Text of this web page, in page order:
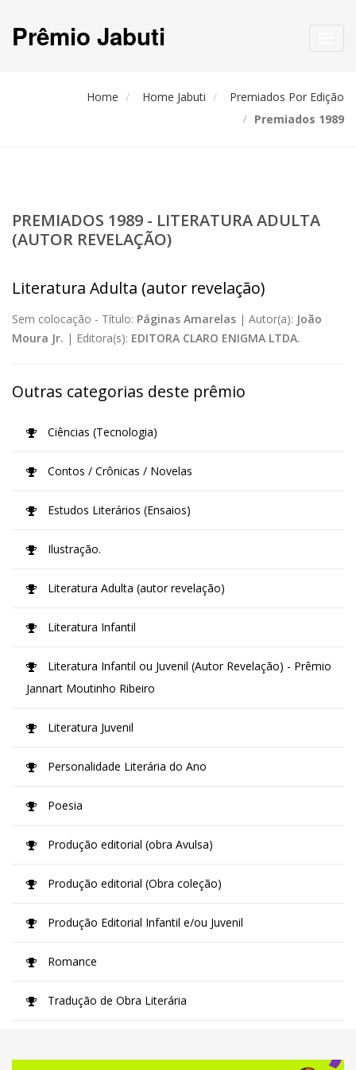
Prêmio Jabuti
Home Home Jabuti
Premiados Por Edição
Premiados 1989
PREMIADOS 1989 - LITERATURA ADULTA
(AUTOR REVELAÇÃO)
Literatura Adulta (autor revelação)
Sem colocação - Título: Páginas Amarelas | Autor(a): João
Moura Jr. | Editora(s): EDITORA CLARO ENIGMA LTDA.
Outras categorias deste prêmio
Ciências (Tecnologia)
Contos / Crônicas / Novelas
Estudos Literários (Ensaios)
Ilustração.
Literatura Adulta (autor revelação)
Literatura Infantil
Literatura Infantil ou Juvenil (Autor Revelação) - Prêmio
Jannart Moutinho Ribeiro
Literatura Juvenil
Personalidade Literária do Ano
Poesia
Produção editorial (obra Avulsa)
Produção editorial (Obra coleção)
Produção Editorial Infantil e/ou Juvenil
Romance
Tradução de Obra Literária